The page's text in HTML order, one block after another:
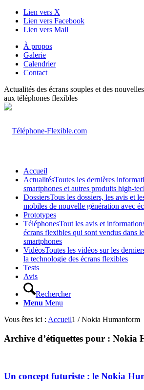
Lien vers X
Lien vers Facebook
Lien vers Mail
À propos
Galerie
Calendrier
Contact
Actualités des écrans souples et des
aux téléphones flexibles
Accueil
ActualitésToutes les dernières
smartphones et autres produits high-
DossiersTous les dossiers, les avis et
mobiles de nouvelle génération avec
Prototypes
TéléphonesTout les avis et
écrans flexibles qui sont vendus dans
smartphones
VidéosToutes les vidéos sur les
la technologie des écrans flexibles
Tests
Avis
Rechercher
Menu Menu
Vous êtes ici : Accueil1 / Nokia Humanform
Archive d’étiquettes pour : Nokia
Un concept futuriste : le Nokia